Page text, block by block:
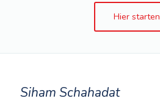
Hier starten
Siham Schahadat